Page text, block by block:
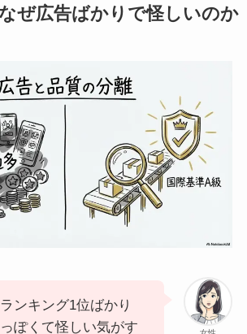
ぜ広告ばかりで怪しいのか
ンキング1位ばかり
ぽくて怪しい気がす